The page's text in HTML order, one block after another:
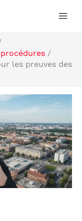
les preuves des